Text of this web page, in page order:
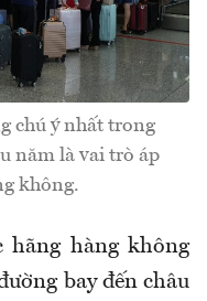
chú ý nhất trong
năm là vai trò áp
không.
hãng hàng không
bay đến châu